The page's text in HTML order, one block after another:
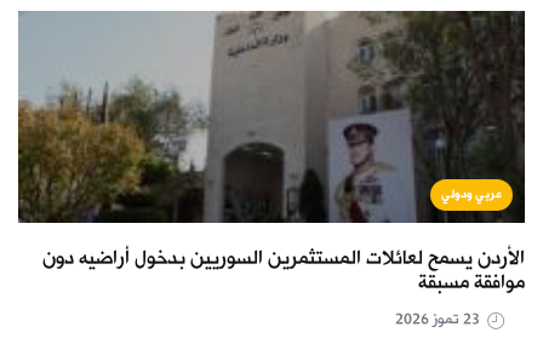
عربي ودولي
الأردن يسمح لعائلات المستثمرين السوريين بدخول أراضيه دون
موافقة مسبقة